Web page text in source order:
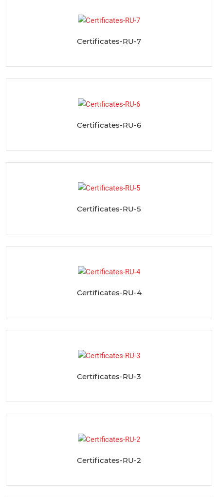
Certificates-RU-7
Certificates-RU-6
Certificates-RU-5
Certificates-RU-4
Certificates-RU-3
Certificates-RU-2